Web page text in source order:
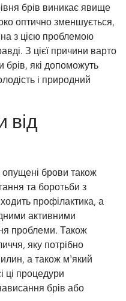
брів виникає явище
оптично зменшується,
з цією проблемою
З цієї причини варто
брів, які допоможуть
і природний
від
опущені брови також
та боротьби з
профілактика, а
активними
проблеми. Також
яку потрібно
а також м’який
ці процедури
брів або